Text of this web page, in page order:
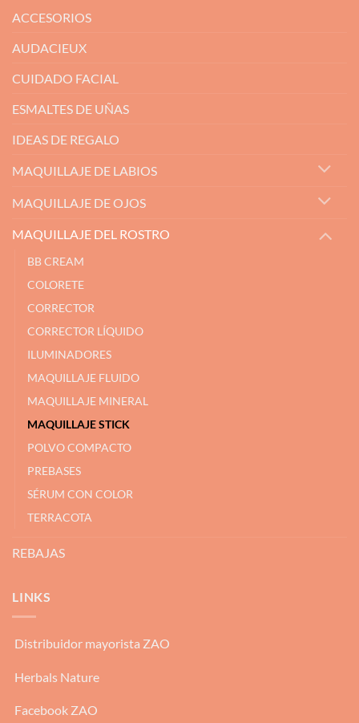
ACCESORIOS
AUDACIEUX
CUIDADO FACIAL
ESMALTES DE UÑAS
IDEAS DE REGALO
MAQUILLAJE DE LABIOS
MAQUILLAJE DE OJOS
MAQUILLAJE DEL ROSTRO
BB CREAM
COLORETE
CORRECTOR
CORRECTOR LÍQUIDO
ILUMINADORES
MAQUILLAJE FLUIDO
MAQUILLAJE MINERAL
MAQUILLAJE STICK
POLVO COMPACTO
PREBASES
SÉRUM CON COLOR
TERRACOTA
REBAJAS
LINKS
Distribuidor mayorista ZAO
Herbals Nature
Facebook ZAO